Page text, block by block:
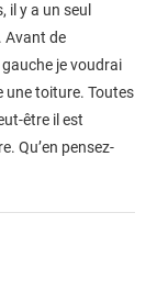
il y a un seul
Avant de
je voudrai
une toiture. Toutes
être il est
Qu’en pensez-